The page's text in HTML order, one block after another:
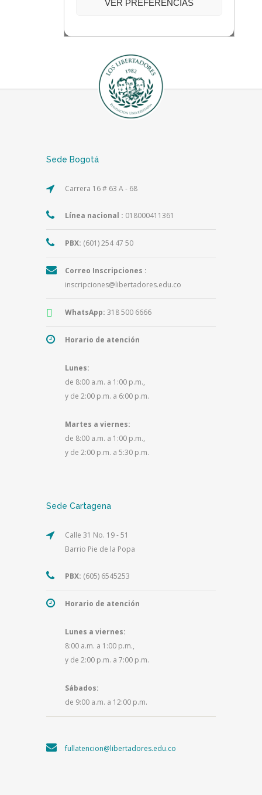
Sede Bogotá
Carrera 16 # 63 A - 68
Línea nacional : 018000411361
PBX: (601) 254 47 50
Correo Inscripciones :
inscripciones@libertadores.edu.co
WhatsApp: 318 500 6666
Horario de atención
Lunes:
de 8:00 a.m. a 1:00 p.m.,
y de 2:00 p.m. a 6:00 p.m.
Martes a viernes:
de 8:00 a.m. a 1:00 p.m.,
y de 2:00 p.m. a 5:30 p.m.
Sede Cartagena
Calle 31 No. 19 - 51
Barrio Pie de la Popa
PBX: (605) 6545253
Horario de atención
Lunes a viernes:
8:00 a.m. a 1:00 p.m.,
y de 2:00 p.m. a 7:00 p.m.
Sábados:
de 9:00 a.m. a 12:00 p.m.
fullatencion@libertadores.edu.co